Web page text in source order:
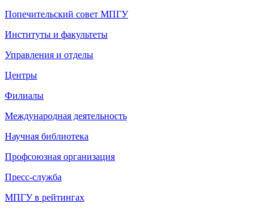
Попечительский совет МПГУ
Институты и факультеты
Управления и отделы
Центры
Филиалы
Международная деятельность
Научная библиотека
Профсоюзная организация
Пресс-служба
МПГУ в рейтингах